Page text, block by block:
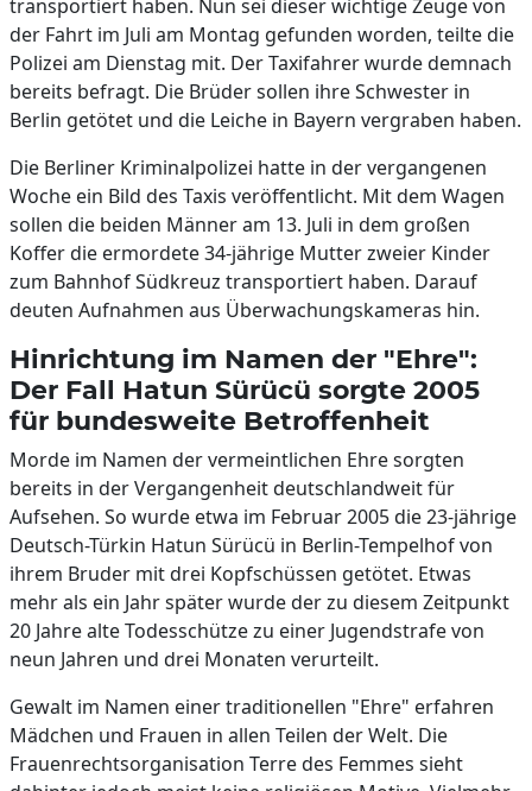
transportiert haben. Nun sei dieser wichtige Zeuge von
der Fahrt im Juli am Montag gefunden worden, teilte die
Polizei am Dienstag mit. Der Taxifahrer wurde demnach
bereits befragt. Die Brüder sollen ihre Schwester in
Berlin getötet und die Leiche in Bayern vergraben haben.
Die Berliner Kriminalpolizei hatte in der vergangenen
Woche ein Bild des Taxis veröffentlicht. Mit dem Wagen
sollen die beiden Männer am 13. Juli in dem großen
Koffer die ermordete 34-jährige Mutter zweier Kinder
zum Bahnhof Südkreuz transportiert haben. Darauf
deuten Aufnahmen aus Überwachungskameras hin.
Hinrichtung im Namen der "Ehre":
Der Fall Hatun Sürücü sorgte 2005
für bundesweite Betroffenheit
Morde im Namen der vermeintlichen Ehre sorgten
bereits in der Vergangenheit deutschlandweit für
Aufsehen. So wurde etwa im Februar 2005 die 23-jährige
Deutsch-Türkin Hatun Sürücü in Berlin-Tempelhof von
ihrem Bruder mit drei Kopfschüssen getötet. Etwas
mehr als ein Jahr später wurde der zu diesem Zeitpunkt
20 Jahre alte Todesschütze zu einer Jugendstrafe von
neun Jahren und drei Monaten verurteilt.
Gewalt im Namen einer traditionellen "Ehre" erfahren
Mädchen und Frauen in allen Teilen der Welt. Die
Frauenrechtsorganisation Terre des Femmes sieht